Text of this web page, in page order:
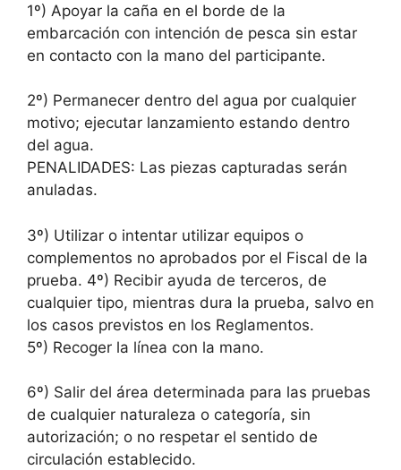
1º) Apoyar la caña en el borde de la
embarcación con intención de pesca sin estar
en contacto con la mano del participante.
2º) Permanecer dentro del agua por cualquier
motivo; ejecutar lanzamiento estando dentro
del agua.
PENALIDADES: Las piezas capturadas serán
anuladas.
3º) Utilizar o intentar utilizar equipos o
complementos no aprobados por el Fiscal de la
prueba. 4º) Recibir ayuda de terceros, de
cualquier tipo, mientras dura la prueba, salvo en
los casos previstos en los Reglamentos.
5º) Recoger la línea con la mano.
6º) Salir del área determinada para las pruebas
de cualquier naturaleza o categoría, sin
autorización; o no respetar el sentido de
circulación establecido.